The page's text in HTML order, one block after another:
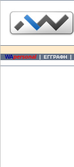
WApersonal | ΕΓΓΡΑΦΗ |